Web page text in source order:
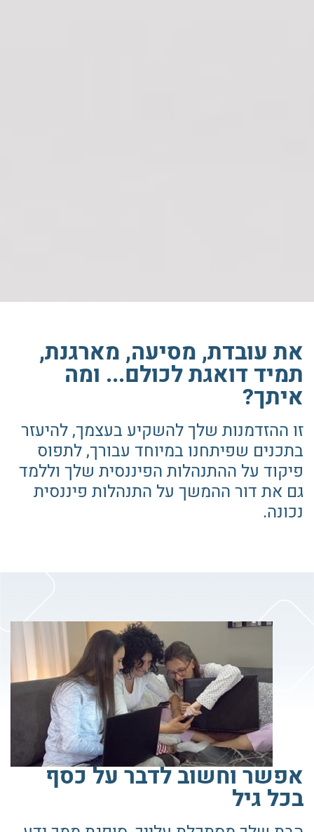
את עובדת, מסיעה, מארגנת,
תמיד דואגת לכולם... ומה
איתך?
זו ההזדמנות שלך להשקיע בעצמך, להיעזר
בתכנים שפיתחנו במיוחד עבורך, לתפוס
פיקוד על ההתנהלות הפיננסית שלך וללמד
גם את דור ההמשך על התנהלות פיננסית
נכונה.
אפשר וחשוב לדבר על כסף
בכל גיל